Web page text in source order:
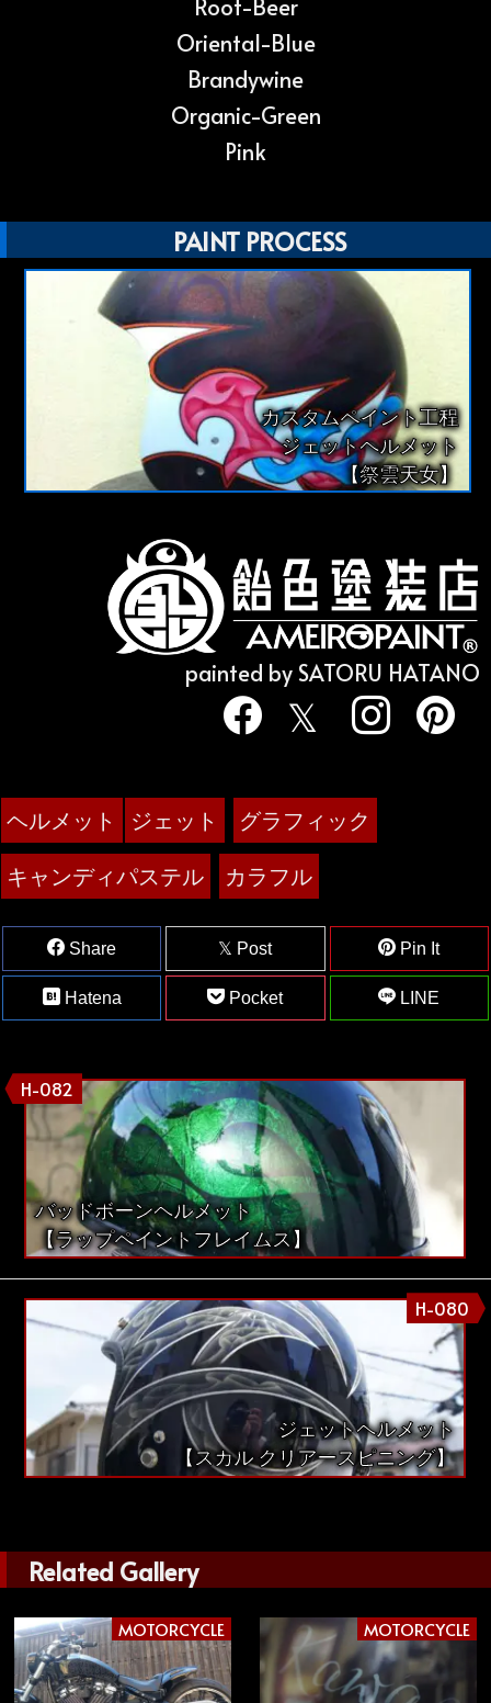
Root-Beer
Oriental-Blue
Brandywine
Organic-Green
Pink
PAINT PROCESS
カスタムペイント工程
ジェットヘルメット
【祭雲天女】
painted by SATORU HATANO
ヘルメット ジェット
グラフィック
キャンディパステル
カラフル
Share Post Pin It
Hatena Pocket LINE
H-082
バッドボーンヘルメット
【ラップペイントフレイムス】
H-080
ジェットヘルメット
【スカル クリアースピニング】
Related Gallery
MOTORCYCLE MOTORCYCLE